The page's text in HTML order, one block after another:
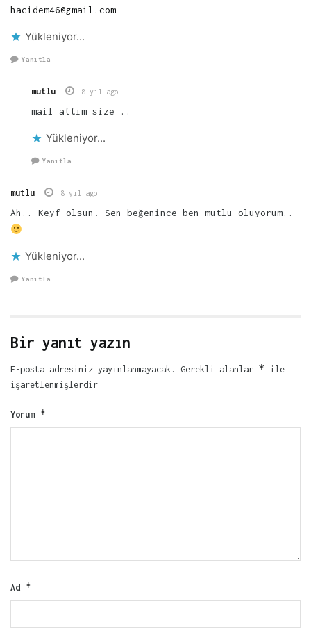
hacidem46@gmail.com
Yükleniyor...
Yanıtla
mutlu 8 yıl ago
mail attım size ..
Yükleniyor...
Yanıtla
mutlu 8 yıl ago
Ah.. Keyf olsun! Sen beğenince ben mutlu oluyorum..
Yükleniyor...
Yanıtla
Bir yanıt yazın
E-posta adresiniz yayınlanmayacak. Gerekli alanlar * ile
işaretlenmişlerdir
Yorum *
Ad *